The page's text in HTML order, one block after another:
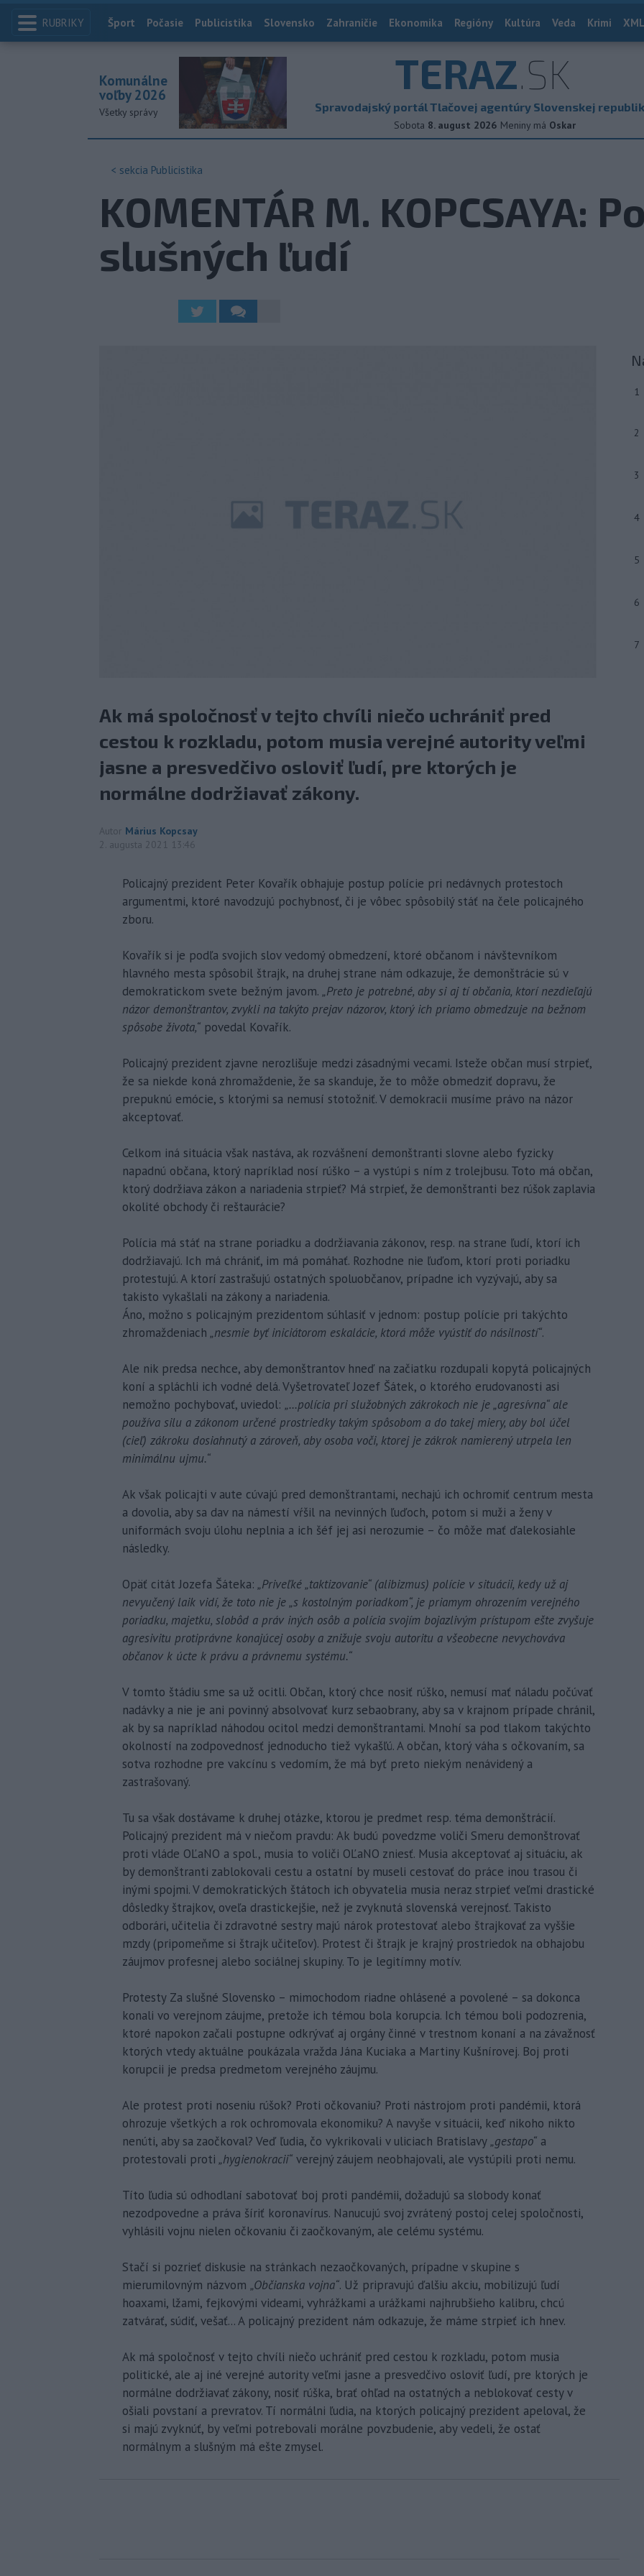
RUBRIKY Index
Šport Počasie Publicistika Slovensko Zahraničie Ekonomika Regióny Kultúra Veda Krimi
TERAZ.SK
Spravodajský portál Tlačovej agentúry Slovenskej
Sobota 8. august 2026 Meniny má Oskar
Komunálne
voľby 2026
Všetky správy
< sekcia Publicistika
KOMENTÁR M. KOPCSAYA:
slušných ľudí
Ak má spoločnosť v tejto chvíli niečo uchrániť pred
cestou k rozkladu, potom musia verejné autority veľmi
jasne a presvedčivo osloviť ľudí, pre ktorých je
normálne dodržiavať zákony.
Autor Márius Kopcsay
2. augusta 2021 13:46
Policajný prezident Peter Kovařík obhajuje postup polície pri nedávnych protestoch
argumentmi, ktoré navodzujú pochybnosť, či je vôbec spôsobilý stáť na čele policajného
zboru.
Kovařík si je podľa svojich slov vedomý obmedzení, ktoré občanom i návštevníkom
hlavného mesta spôsobil štrajk, na druhej strane nám odkazuje, že demonštrácie sú v
demokratickom svete bežným javom. „Preto je potrebné, aby si aj tí občania, ktorí nezdieľajú
názor demonštrantov, zvykli na takýto prejav názorov, ktorý ich priamo obmedzuje na bežnom
spôsobe života,“ povedal Kovařík.
Policajný prezident zjavne nerozlišuje medzi zásadnými vecami. Isteže občan musí strpieť,
že sa niekde koná zhromaždenie, že sa skanduje, že to môže obmedziť dopravu, že
prepuknú emócie, s ktorými sa nemusí stotožniť. V demokracii musíme právo na názor
akceptovať.
Celkom iná situácia však nastáva, ak rozvášnení demonštranti slovne alebo fyzicky
napadnú občana, ktorý napríklad nosí rúško – a vystúpi s ním z trolejbusu. Toto má občan,
ktorý dodržiava zákon a nariadenia strpieť? Má strpieť, že demonštranti bez rúšok zaplavia
okolité obchody či reštaurácie?
Polícia má stáť na strane poriadku a dodržiavania zákonov, resp. na strane ľudí, ktorí ich
dodržiavajú. Ich má chrániť, im má pomáhať. Rozhodne nie ľuďom, ktorí proti poriadku
protestujú. A ktorí zastrašujú ostatných spoluobčanov, prípadne ich vyzývajú, aby sa
takisto vykašlali na zákony a nariadenia.
Áno, možno s policajným prezidentom súhlasiť v jednom: postup polície pri takýchto
zhromaždeniach „nesmie byť iniciátorom eskalácie, ktorá môže vyústiť do násilností“.
Ale nik predsa nechce, aby demonštrantov hneď na začiatku rozdupali kopytá policajných
koní a spláchli ich vodné delá. Vyšetrovateľ Jozef Šátek, o ktorého erudovanosti asi
nemožno pochybovať, uviedol: „...polícia pri služobných zákrokoch nie je „agresívna“ ale
používa silu a zákonom určené prostriedky takým spôsobom a do takej miery, aby bol účel
(cieľ) zákroku dosiahnutý a zároveň, aby osoba voči, ktorej je zákrok namierený utrpela len
minimálnu ujmu.“
Ak však policajti v aute cúvajú pred demonštrantami, nechajú ich ochromiť centrum mesta
a dovolia, aby sa dav na námestí vŕšil na nevinných ľuďoch, potom si muži a ženy v
uniformách svoju úlohu neplnia a ich šéf jej asi nerozumie – čo môže mať ďalekosiahle
následky.
Opäť citát Jozefa Šáteka: „Priveľké „taktizovanie“ (alibizmus) polície v situácii, kedy už aj
nevyučený laik vidí, že toto nie je „s kostolným poriadkom“, je priamym ohrozením verejného
poriadku, majetku, slobôd a práv iných osôb a polícia svojím bojazlivým prístupom ešte zvyšuje
agresivitu protiprávne konajúcej osoby a znižuje svoju autoritu a všeobecne nevychováva
občanov k úcte k právu a právnemu systému.“
V tomto štádiu sme sa už ocitli. Občan, ktorý chce nosiť rúško, nemusí mať náladu počúvať
nadávky a nie je ani povinný absolvovať kurz sebaobrany, aby sa v krajnom prípade chránil,
ak by sa napríklad náhodou ocitol medzi demonštrantami. Mnohí sa pod tlakom takýchto
okolností na zodpovednosť jednoducho tiež vykašľú. A občan, ktorý váha s očkovaním, sa
sotva rozhodne pre vakcínu s vedomím, že má byť preto niekým nenávidený a
zastrašovaný.
Tu sa však dostávame k druhej otázke, ktorou je predmet resp. téma demonštrácií.
Policajný prezident má v niečom pravdu: Ak budú povedzme voliči Smeru demonštrovať
proti vláde OĽaNO a spol., musia to voliči OĽaNO zniesť. Musia akceptovať aj situáciu, ak
by demonštranti zablokovali cestu a ostatní by museli cestovať do práce inou trasou či
inými spojmi. V demokratických štátoch ich obyvatelia musia neraz strpieť veľmi drastické
dôsledky štrajkov, oveľa drastickejšie, než je zvyknutá slovenská verejnosť. Takisto
odborári, učitelia či zdravotné sestry majú nárok protestovať alebo štrajkovať za vyššie
mzdy (pripomeňme si štrajk učiteľov). Protest či štrajk je krajný prostriedok na obhajobu
záujmov profesnej alebo sociálnej skupiny. To je legitímny motív.
Protesty Za slušné Slovensko – mimochodom riadne ohlásené a povolené – sa dokonca
konali vo verejnom záujme, pretože ich témou bola korupcia. Ich témou boli podozrenia,
ktoré napokon začali postupne odkrývať aj orgány činné v trestnom konaní a na závažnosť
ktorých vtedy aktuálne poukázala vražda Jána Kuciaka a Martiny Kušnírovej. Boj proti
korupcii je predsa predmetom verejného záujmu.
Ale protest proti noseniu rúšok? Proti očkovaniu? Proti nástrojom proti pandémii, ktorá
ohrozuje všetkých a rok ochromovala ekonomiku? A navyše v situácii, keď nikoho nikto
nenúti, aby sa zaočkoval? Veď ľudia, čo vykrikovali v uliciach Bratislavy„gestapo“ a
protestovali proti „hygienokracii“ verejný záujem neobhajovali, ale vystúpili proti nemu.
Títo ľudia sú odhodlaní sabotovať boj proti pandémii, dožadujú sa slobody konať
nezodpovedne a práva šíriť koronavírus. Nanucujú svoj zvrátený postoj celej spoločnosti,
vyhlásili vojnu nielen očkovaniu či zaočkovaným, ale celému systému.
Stačí si pozrieť diskusie na stránkach nezaočkovaných, prípadne v skupine s
mierumilovným názvom „Občianska vojna“. Už pripravujú ďalšiu akciu, mobilizujú ľudí
hoaxami, lžami, fejkovými videami, vyhrážkami a urážkami najhrubšieho kalibru, chcú
zatvárať, súdiť, vešať... A policajný prezident nám odkazuje, že máme strpieť ich hnev.
Ak má spoločnosť v tejto chvíli niečo uchrániť pred cestou k rozkladu, potom musia
politické, ale aj iné verejné autority veľmi jasne a presvedčivo osloviť ľudí, pre ktorých je
normálne dodržiavať zákony, nosiť rúška, brať ohľad na ostatných a neblokovať cesty v
ošiali povstaní a prevratov. Tí normálni ľudia, na ktorých policajný prezident apeloval, že
si majú zvyknúť, by veľmi potrebovali morálne povzbudenie, aby vedeli, že ostať
normálnym a slušným má ešte zmysel.
1
2
3
4
5
6
7